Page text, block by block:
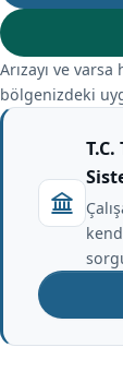
Arızayı ve
bölgenizdeki